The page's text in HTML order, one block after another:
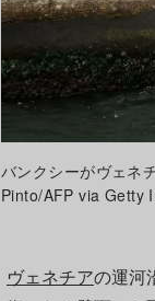
バンクシーがヴェネ
Pinto/AFP via Getty
ヴェネチアの運河